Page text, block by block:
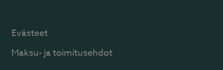
Evästeet
Maksu- ja toimitusehdot